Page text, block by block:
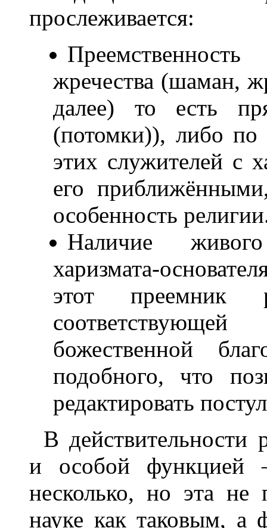
прослеживается:
жречества (шаман,
далее) то есть
(потомки)), либо по
этих служителей с
его
особенность
Наличие живого
харизмата-
этот преемник
божественной
подобного, что
редактировать
В действительности
и особой функцией
несколько, но эта
науке как таковым, а